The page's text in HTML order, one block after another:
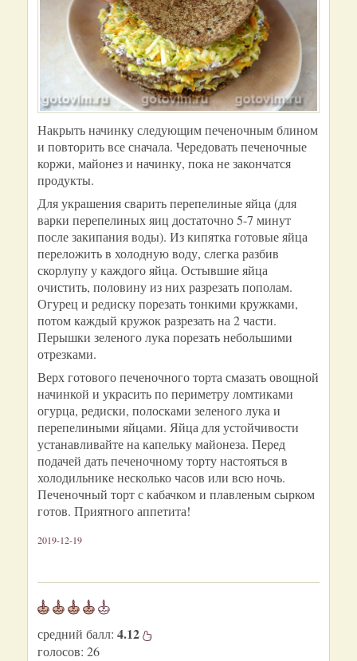
Накрыть начинку следующим печеночным блином
и повторить все сначала. Чередовать печеночные
коржи, майонез и начинку, пока не закончатся
продукты.
Для украшения сварить перепелиные яйца (для
варки перепелиных яиц достаточно 5-7 минут
после закипания воды). Из кипятка готовые яйца
переложить в холодную воду, слегка разбив
скорлупу у каждого яйца. Остывшие яйца
очистить, половину из них разрезать пополам.
Огурец и редиску порезать тонкими кружками,
потом каждый кружок разрезать на 2 части.
Перышки зеленого лука порезать небольшими
отрезками.
Верх готового печеночного торта смазать овощной
начинкой и украсить по периметру ломтиками
огурца, редиски, полосками зеленого лука и
перепелиными яйцами. Яйца для устойчивости
устанавливайте на капельку майонеза. Перед
подачей дать печеночному торту настояться в
холодильнике несколько часов или всю ночь.
Печеночный торт с кабачком и плавленым сырком
готов. Приятного аппетита!
2019-12-19
средний балл: 4.12
голосов: 26